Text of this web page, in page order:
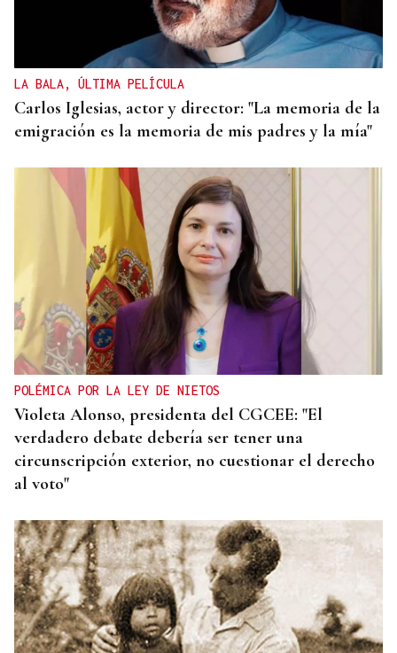
LA BALA, ÚLTIMA PELÍCULA
Carlos Iglesias, actor y director: "La memoria de la
emigración es la memoria de mis padres y la mía"
POLÉMICA POR LA LEY DE NIETOS
Violeta Alonso, presidenta del CGCEE: "El
verdadero debate debería ser tener una
circunscripción exterior, no cuestionar el derecho
al voto"